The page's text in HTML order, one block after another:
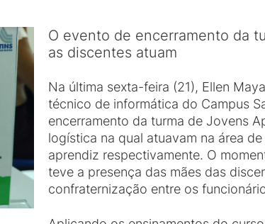
O evento de encerramento da
as discentes atuam
Na última sexta-feira (21), Ellen
técnico de informática do Campus
encerramento da turma de Jovens
logística na qual atuavam na área
aprendiz respectivamente. O
teve a presença das mães das
confraternização entre os